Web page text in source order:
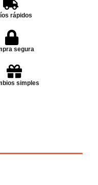
rápidos
segura
simples